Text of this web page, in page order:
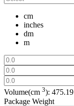
cm
inches
dm
m
Volume(cm 3): 475.19
Package Weight